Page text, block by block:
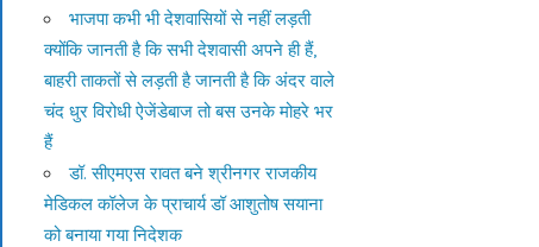
भाजपा कभी भी देशवासियों से नहीं लड़ती
क्योंकि जानती है कि सभी देशवासी अपने ही हैं,
बाहरी ताकतों से लड़ती है जानती है कि अंदर वाले
चंद धुर विरोधी ऐजेंडेबाज तो बस उनके मोहरे भर
हैं
डॉ. सीएमएस रावत बने श्रीनगर राजकीय
मेडिकल कॉलेज के प्राचार्य डॉ आशुतोष सयाना
को बनाया गया निदेशक